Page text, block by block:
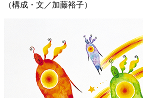
（構成・文／加藤裕子）